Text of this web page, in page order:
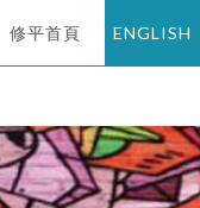
修平首頁 ENGLISH